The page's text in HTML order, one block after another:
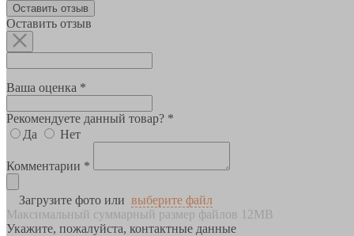
Оставить отзыв
Оставить отзыв
Ваша оценка *
Рекомендуете данный товар? *
Да
Нет
Комментарии *
Загрузите фото или выберите файл
Максимальный суммарный размер файлов 12MB
Укажите, пожалуйста, контактные данные